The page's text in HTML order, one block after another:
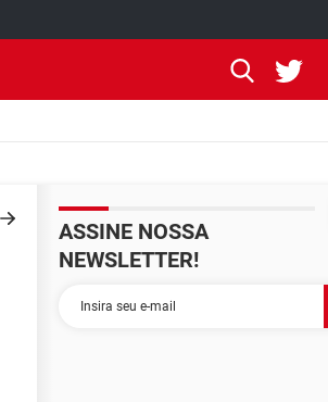
ASSINE NOSSA
NEWSLETTER!